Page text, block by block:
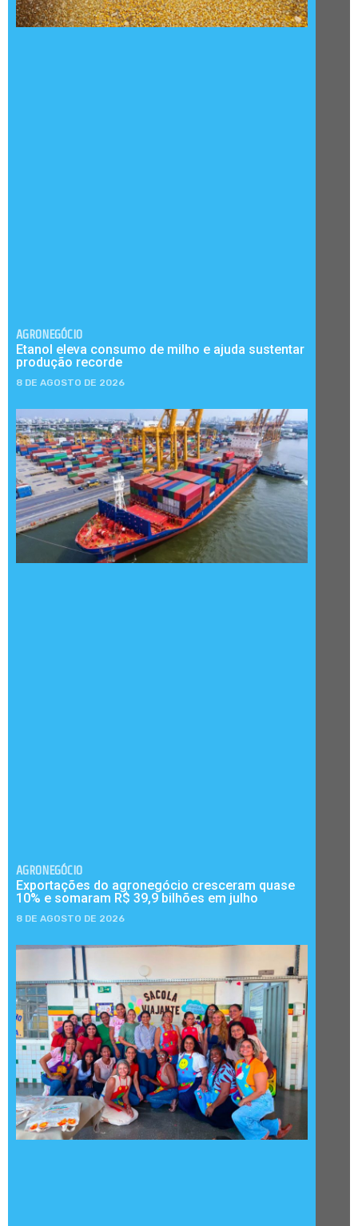
AGRONEGÓCIO
Etanol eleva consumo de milho e ajuda sustentar
produção recorde
8 DE AGOSTO DE 2026
AGRONEGÓCIO
Exportações do agronegócio cresceram quase
10% e somaram R$ 39,9 bilhões em julho
8 DE AGOSTO DE 2026